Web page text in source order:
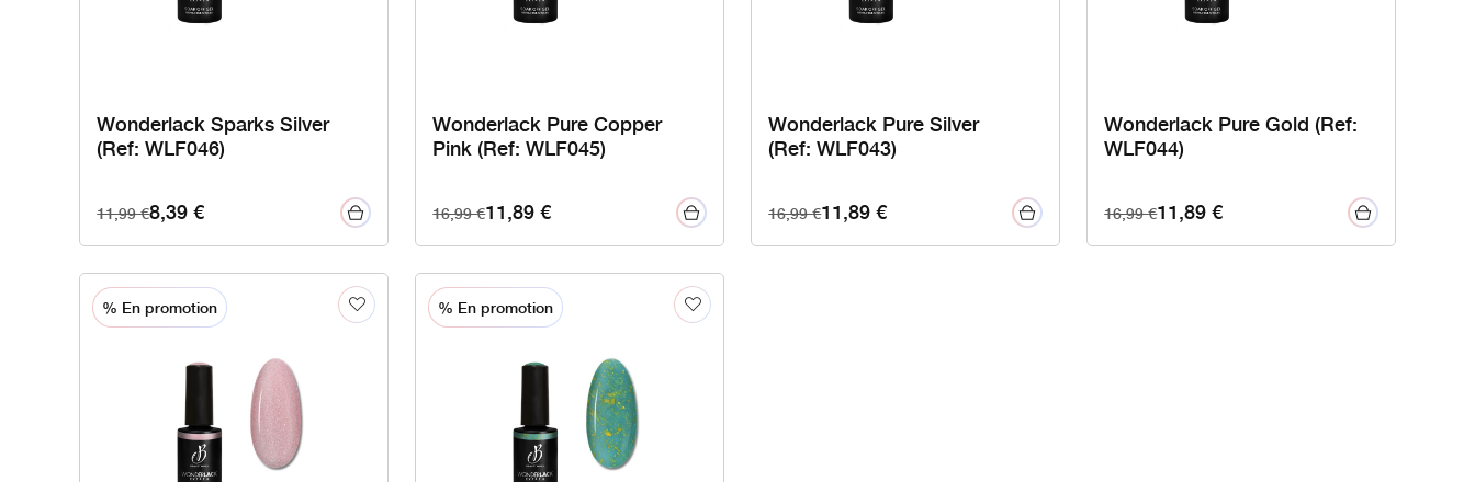
Wonderlack Sparks Silver
(Ref: WLF046)
11,99€8,39€
Wonderlack Pure Copper
Pink (Ref: WLF045)
16,99€11,89€
Wonderlack Pure Silver
(Ref: WLF043)
16,99€11,89€
Wonderlack Pure Gold (Ref:
WLF044)
16,99€11,89€
% En promotion % En promotion